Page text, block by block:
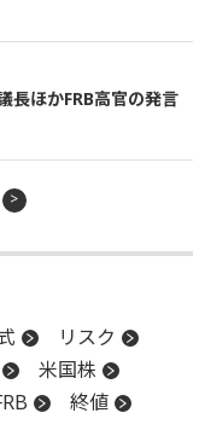
長ほかFRB高官の発言
リスク
米国株
終値